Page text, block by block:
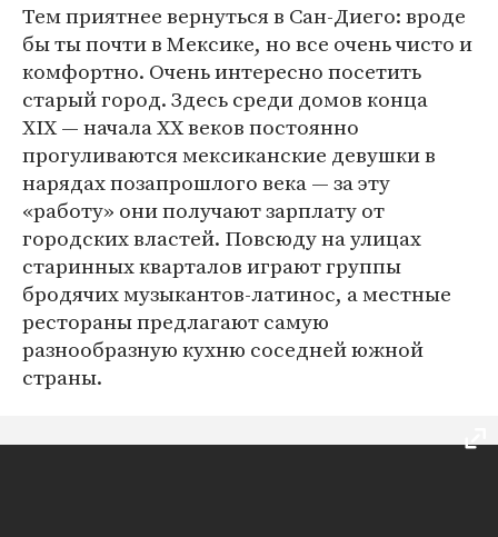
Тем приятнее вернуться в Сан-Диего: вроде
бы ты почти в Мексике, но все очень чисто и
комфортно. Очень интересно посетить
старый город. Здесь среди домов конца
XIX — начала XX веков постоянно
прогуливаются мексиканские девушки в
нарядах позапрошлого века — за эту
«работу» они получают зарплату от
городских властей. Повсюду на улицах
старинных кварталов играют группы
бродячих музыкантов-латинос, а местные
рестораны предлагают самую
разнообразную кухню соседней южной
страны.